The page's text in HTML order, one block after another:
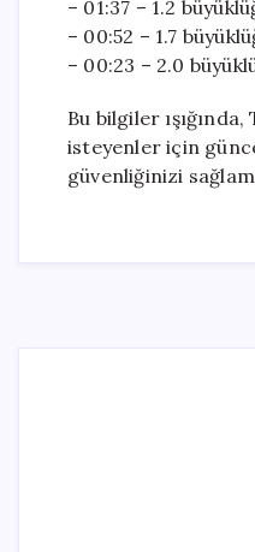
– 01:37 – 1.2
– 00:52 – 1.7
– 00:23 – 2.0
Bu bilgiler
isteyenler için
güvenliğinizi